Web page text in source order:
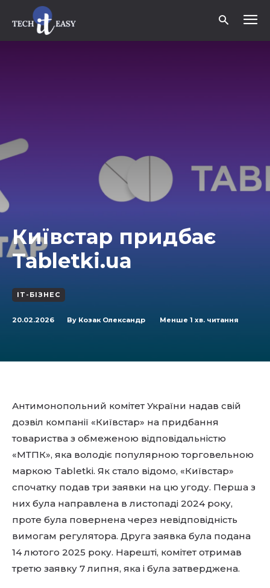
Київстар придбає
Tabletki.ua
IT-БІЗНЕС
20.02.2026 By Козак Олександр Менше 1 хв. читання
Антимонопольний комітет України надав свій
дозвіл компанії «Київстар» на придбання
товариства з обмеженою відповідальністю
«МТПК», яка володіє популярною торговельною
маркою Tabletki. Як стало відомо, «Київстар»
спочатку подав три заявки на цю угоду. Перша з
них була направлена в листопаді 2024 року,
проте була повернена через невідповідність
вимогам регулятора. Друга заявка була подана
14 лютого 2025 року. Нарешті, комітет отримав
третю заявку 7 липня, яка і була затверджена.